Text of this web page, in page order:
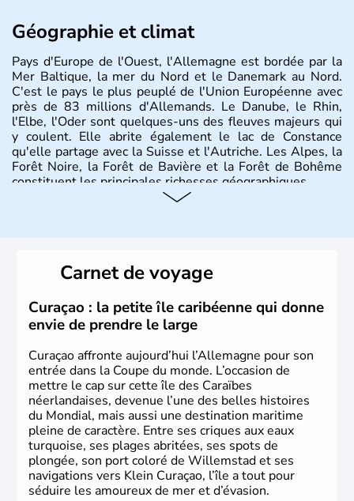
Géographie et climat
Pays d'Europe de l'Ouest, l'Allemagne est bordée par la
Mer Baltique, la mer du Nord et le Danemark au Nord.
C'est le pays le plus peuplé de l'Union Européenne avec
près de 83 millions d'Allemands. Le Danube, le Rhin,
l'Elbe, l'Oder sont quelques-uns des fleuves majeurs qui
y coulent. Elle abrite également le lac de Constance
qu'elle partage avec la Suisse et l'Autriche. Les Alpes, la
Forêt Noire, la Forêt de Bavière et la Forêt de Bohême
constituent les principales richesses géographiques.
lesquelles bénéficient d'une grande autonomie. Le pays
peut se targuer de grands noms qu'il a vu naître dans tous
les domaines, des arts à la politique en passant par la
philosophie. Hertz, Gutenberg, Heidegger, Thomas Mann,
Herman Hesse ou bien Hegel en font partie.
Carnet de voyage
Curaçao : la petite île caribéenne qui donne
envie de prendre le large
Curaçao affronte aujourd’hui l’Allemagne pour son
entrée dans la Coupe du monde. L’occasion de
mettre le cap sur cette île des Caraïbes
néerlandaises, devenue l’une des belles histoires
du Mondial, mais aussi une destination maritime
pleine de caractère. Entre ses criques aux eaux
turquoise, ses plages abritées, ses spots de
plongée, son port coloré de Willemstad et ses
navigations vers Klein Curaçao, l’île a tout pour
séduire les amoureux de mer et d’évasion.